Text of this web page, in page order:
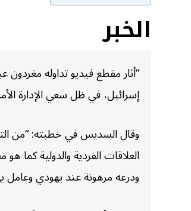
الخبر
“أثار مقطع فيديو تداوله
إسرائيل، في ظل سعي الإدارة
وقال السديس في خطبته: “من
العلاقات الفردية والدولية
ودرعه مرهونة عند يهودي وعامل